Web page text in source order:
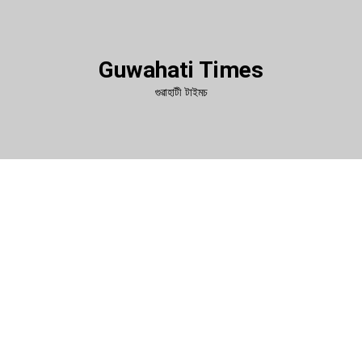
Guwahati Times
গুৱাহাটী টাইমচ